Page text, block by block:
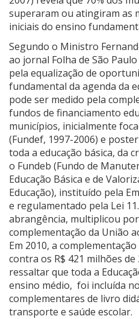
superaram ou atingiram as
iniciais do ensino
Segundo o Ministro
ao jornal Folha de São
pela equalização de
fundamental da agenda da
pode ser medido pela
fundos de financiamento
municípios, inicialmente
(Fundef, 1997-2006) e
toda a educação básica, da
o Fundeb (Fundo de
Educação Básica e de
Educação), instituído pela
e regulamentado pela Lei
abrangência, multiplicou
complementação da União
Em 2010, a
contra os R$ 421 milhões
ressaltar que toda a
ensino médio, foi incluída
complementares de livro
transporte e saúde escolar.